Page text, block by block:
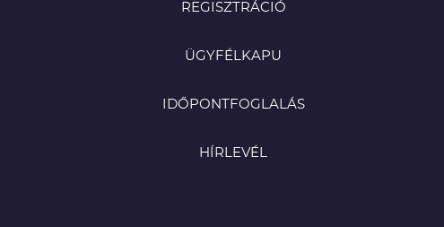
REGISZTRÁCIÓ
ÜGYFÉLKAPU
IDŐPONTFOGLALÁS
HÍRLEVÉL